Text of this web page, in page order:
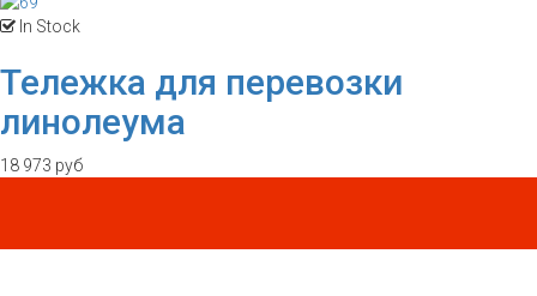
In Stock
Тележка для перевозки
линолеума
18 973 руб